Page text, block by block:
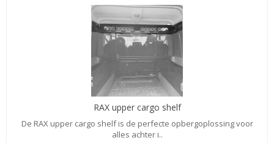
RAX upper cargo shelf
De RAX upper cargo shelf is de perfecte opbergoplossing voor
alles achter i..